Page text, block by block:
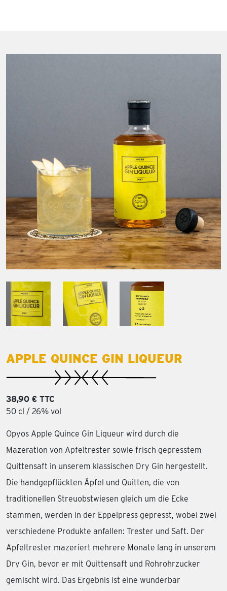
APPLE QUINCE GIN LIQUEUR
38,90 € TTC
50 cl / 26% vol
Opyos Apple Quince Gin Liqueur wird durch die
Mazeration von Apfeltrester sowie frisch gepresstem
Quittensaft in unserem klassischen Dry Gin hergestellt.
Die handgepflückten Äpfel und Quitten, die von
traditionellen Streuobstwiesen gleich um die Ecke
stammen, werden in der Eppelpress gepresst, wobei zwei
verschiedene Produkte anfallen: Trester und Saft. Der
Apfeltrester mazeriert mehrere Monate lang in unserem
Dry Gin, bevor er mit Quittensaft und Rohrohrzucker
gemischt wird. Das Ergebnis ist eine wunderbar